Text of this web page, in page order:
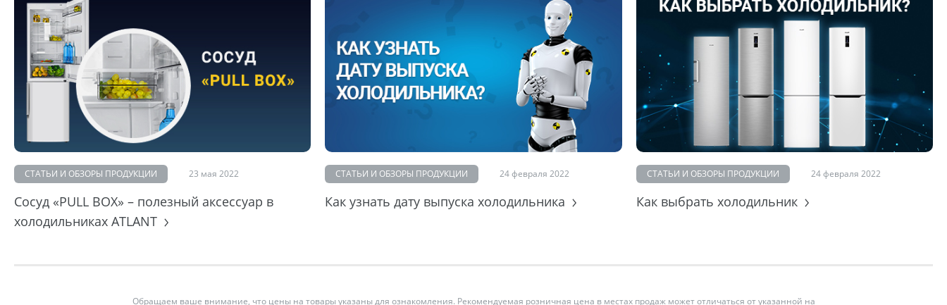
СТАТЬИ И ОБЗОРЫ ПРОДУКЦИИ 23 мая 2022
Сосуд «PULL BOX» – полезный аксессуар в
холодильниках ATLANT
СТАТЬИ И ОБЗОРЫ ПРОДУКЦИИ 24 февраля 2022
Как узнать дату выпуска холодильника
СТАТЬИ И ОБЗОРЫ ПРОДУКЦИИ 24 февраля 2022
Как выбрать холодильник
Обращаем ваше внимание, что цены на товары указаны для ознакомления. Рекомендуемая розничная цена в местах продаж может отличаться от указанной на